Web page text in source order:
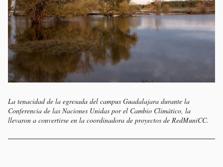
La tenacidad de la egresada del campus Guadalajara durante la
Conferencia de las Naciones Unidas por el Cambio Climático, la
llevaron a convertirse en la coordinadora de proyectos de RedMuniCC.